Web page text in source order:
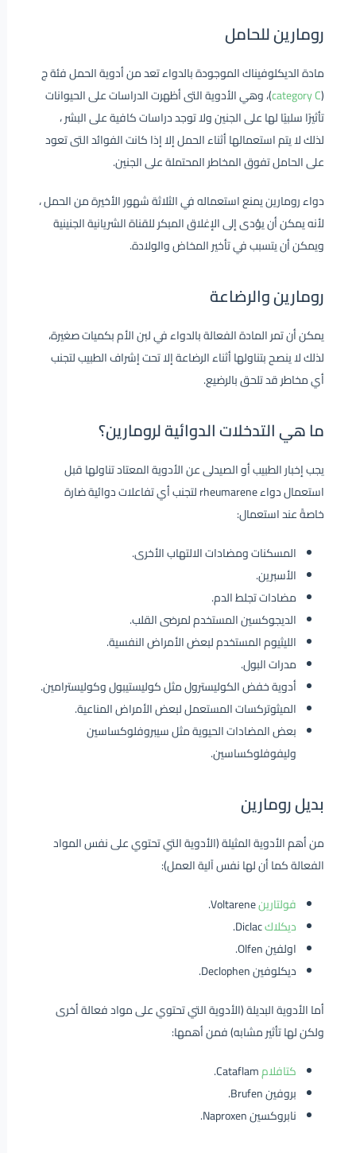
رومارين للحامل
مادة الديكلوفيناك الموجودة بالدواء تعد من أدوية الحمل فئة ج
(
category C)، وهي الأدوية التى أظهرت الدراسات على الحيوانات
تأثيرًا سلبيًا لها على الجنين ولا توجد دراسات كافية على البشر ،
لذلك لا يتم استعمالها أثناء الحمل إلا إذا كانت الفوائد التى تعود
على الحامل تفوق المخاطر المحتملة على الجنين.
دواء رومارين يمنع استعماله في الثلاثة شهور الأخيرة من الحمل ،
لأنه يمكن أن يؤدى إلى الإغلاق المبكر للقناة الشريانية الجنينية
ويمكن أن يتسبب في تأخير المخاض والولادة.
رومارين والرضاعة
يمكن أن تمر المادة الفعالة بالدواء في لبن الأم بكميات صغيرة،
لذلك لا ينصح بتناولها أثناء الرضاعة إلا تحت إشراف الطبيب لتجنب
أي مخاطر قد تلحق بالرضيع.
ما هي التدخلات الدوائية لرومارين؟
يجب إخبار الطبيب أو الصيدلى عن الأدوية المعتاد تناولها قبل
استعمال دواء rheumarene لتجنب أي تفاعلات دوائية ضارة
خاصةً عند استعمال:
المسكنات ومضادات الالتهاب الأخرى.
الأسبرين.
مضادات تجلط الدم.
الديجوكسين المستخدم لمرضى القلب.
الليثيوم المستخدم لبعض الأمراض النفسية.
مدرات البول.
أدوية خفض الكوليسترول مثل كوليستيبول وكوليسترامين.
الميثوتركسات المستعمل لبعض الأمراض المناعية.
بعض المضادات الحيوية مثل سيبروفلوكساسين
وليفوفلوكساسين.
بديل رومارين
من أهم الأدوية المثيلة (الأدوية التي تحتوي على نفس المواد
الفعالة كما أن لها نفس آلية العمل):
فولتارين
ديكلاك
اولفين Olfen.
ديكلوفين Declophen.
أما الأدوية البديلة (الأدوية التي تحتوي على مواد فعالة أخرى
ولكن لها تأثير مشابه) فمن أهمها:
كتافلام
بروفين Brufen.
نابروكسين Naproxen.